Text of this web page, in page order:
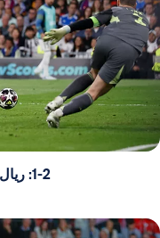
1-2: ريال مدريد يسعى لتحقيق الريمونتادا في ميونخ